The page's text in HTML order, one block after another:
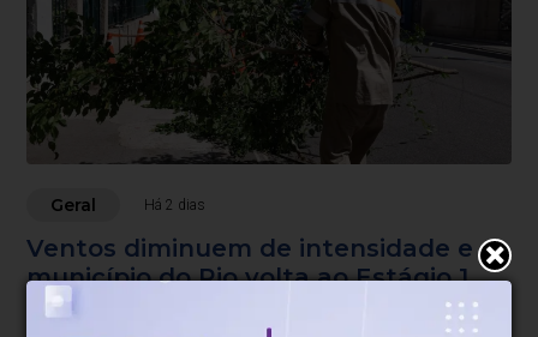
Geral Há 2 dias
Ventos diminuem de intensidade e
município do Rio volta ao Estágio 1
No Estágio 1 não há ocorrências de grande impacto